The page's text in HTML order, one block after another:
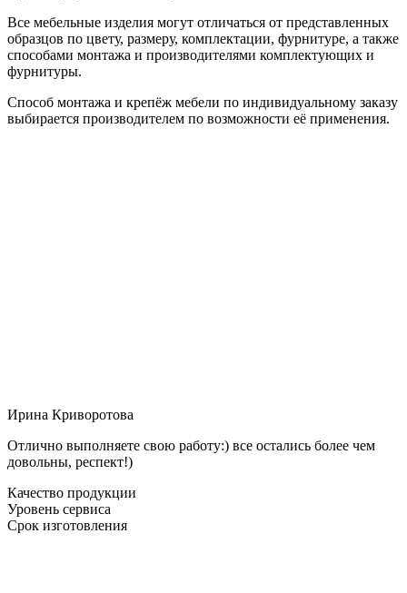
Все мебельные изделия могут отличаться от представленных
образцов по цвету, размеру, комплектации, фурнитуре, а также
способами монтажа и производителями комплектующих и
фурнитуры.
Способ монтажа и крепёж мебели по индивидуальному заказу
выбирается производителем по возможности её применения.
Ирина Криворотова
Отлично выполняете свою работу:) все остались более чем
довольны, респект!)
Качество продукции
Уровень сервиса
Срок изготовления